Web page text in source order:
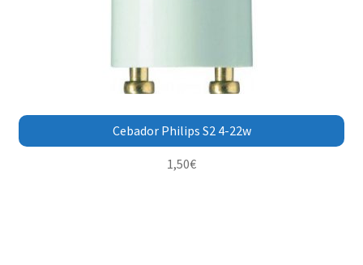
Cebador Philips S2 4-22w
1,50€